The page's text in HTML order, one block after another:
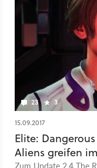
23 3
15.09.2017
Elite:
Aliens greifen
Zum Update 2.4 The